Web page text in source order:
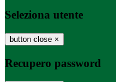
Seleziona utente
button close ×
Recupero password